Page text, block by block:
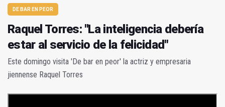
DE BAR EN PEOR
Raquel Torres: "La inteligencia debería
estar al servicio de la felicidad"
Este domingo visita 'De bar en peor' la actriz y empresaria
jiennense Raquel Torres